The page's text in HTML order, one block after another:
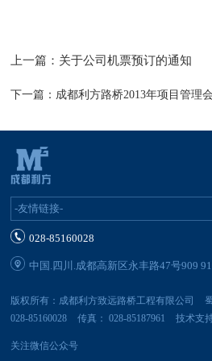
上一篇： 关于公司机票预订的通知
下一篇： 成都利方路桥2013年项目管理
028-85160028
中国.四川.成都高新区永丰路47号909
版权所有：成都利方致远路桥工程有限公司
028-85160028
传真： 028-85187961 技术支
关注微信公众号